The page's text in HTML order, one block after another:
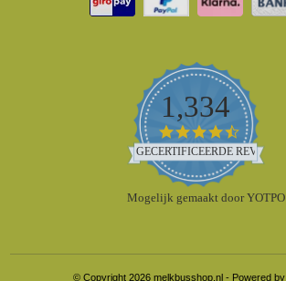
1,334
4.5
star
rating
GECERTIFICEERDE REVIEWS
Mogelijk gemaakt door YOTPO
© Copyright 2026 melkbusshop.nl - Powered by